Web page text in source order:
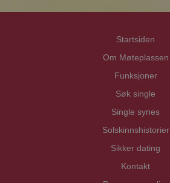
Startsiden
Om Møteplassen
Funksjoner
Søk single
Single synes
Solskinnshistorier
Sikker dating
Kontakt